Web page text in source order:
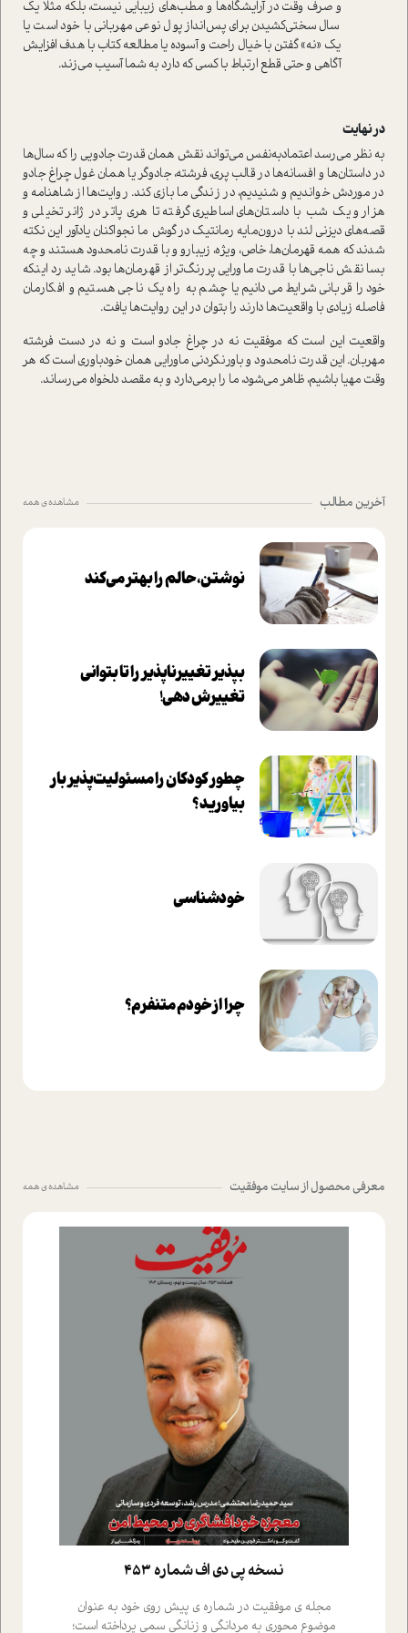
و صرف وقت در آرایشگاه‌ها و مطب‌های زیبایی نیست، بلکه مثلا یک
سال سختی‌کشیدن برای پس‌انداز پول نوعی مهربانی با خود است یا
یک «نه» گفتن با خیال راحت و آسوده یا مطالعه کتاب با هدف افزایش
آگاهی و حتی قطع ارتباط با کسی که دارد به شما آسیب می‌زند.
در نهایت
به نظر می‌رسد اعتمادبه‌نفس می‌تواند نقش همان قدرت جادویی را که سال‌ها
در داستان‌ها و افسانه‌ها در قالب پری، فرشته، جادوگر یا همان غول چراغ جادو
در موردش خواندیم و شنیدیم، در زندگی ما بازی کند. روایت‌ها از شاهنامه و
هزار و یک شب با داستان‌های اساطیری گرفته تا هری پاتر در ژانر تخیلی و
قصه‌های دیزنی لند با درون‌مایه رمانتیک در گوش ما نجوا‌کنان یادآور این نکته
شدند که همه قهرمان‌ها، خاص، ویژه، زیبا‌رو و با قدرت نامحدود هستند و چه
بسا نقش ناجی‌ها با قدرت ماورایی پررنگ‌تر از قهرمان‌ها بود. شاید رد اینکه
خود را قربانی شرایط می‌دانیم یا چشم به راه یک ناجی هستیم و افکارمان
فاصله زیادی با واقعیت‌ها دارند را بتوان در این روایت‌ها یافت.
واقعیت این است که موفقیت نه در چراغ جادو است و نه در دست فرشته
مهربان. این قدرت نامحدود و باور‌نکردنی ماورایی همان خودباوری است که هر
وقت مهیا باشیم، ظاهر می‌شود، ما را برمی‌دارد و به مقصد دلخواه می‌رساند.
آخرین مطالب مشاهده ی همه
نوشتن، حالم را بهتر می‌کند
بپذير تغييرناپذير را تا بتواني
تغييرش دهي!‏
چطور کودکان را مسئولیت‌پذیر بار
بیاورید؟
خودشناسی
چرا از خودم متنفرم؟
معرفی محصول از سایت موفقیت مشاهده ی همه
نسخه پي دي اف شماره 453
مجله ی موفقیت در شماره ی پیش روی خود به عنوان
موضوع محوری به مردانگی و زنانگی سمی پرداخته است؛